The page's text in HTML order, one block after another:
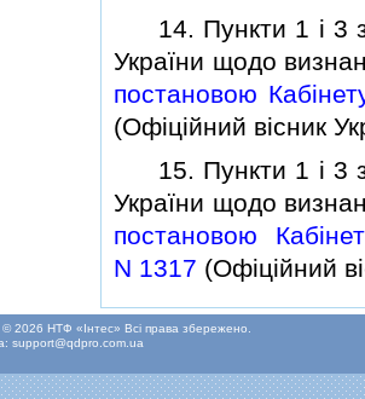
14. Пункти 1 i 3
України щодо
постановою
(Офiцiйний вiсник
15. Пункти 1 i 3
України щодо
постановою
N 1317 (Офiцiйний
2026 НТФ «Інтес» Всі права збережено.
support@qdpro.com.ua